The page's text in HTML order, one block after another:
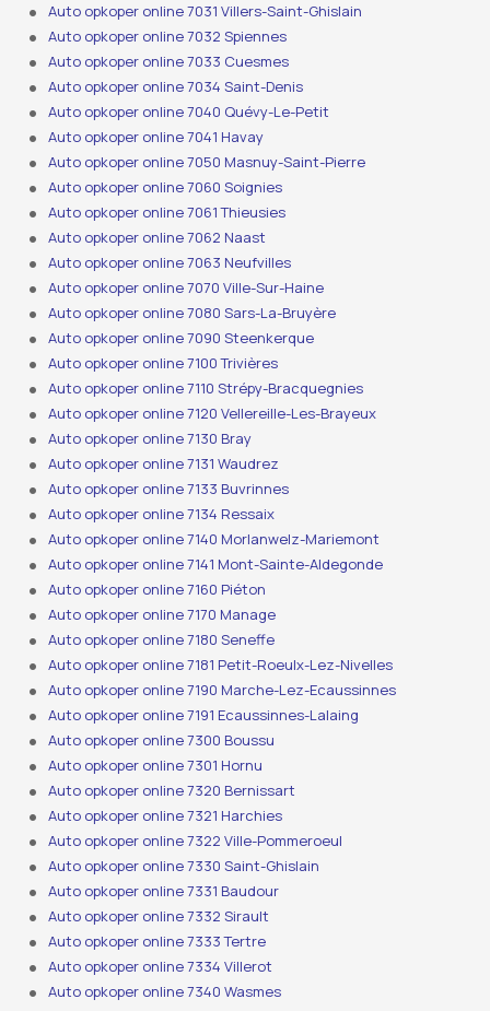
Auto opkoper online 7031 Villers-Saint-Ghislain
Auto opkoper online 7032 Spiennes
Auto opkoper online 7033 Cuesmes
Auto opkoper online 7034 Saint-Denis
Auto opkoper online 7040 Quévy-Le-Petit
Auto opkoper online 7041 Havay
Auto opkoper online 7050 Masnuy-Saint-Pierre
Auto opkoper online 7060 Soignies
Auto opkoper online 7061 Thieusies
Auto opkoper online 7062 Naast
Auto opkoper online 7063 Neufvilles
Auto opkoper online 7070 Ville-Sur-Haine
Auto opkoper online 7080 Sars-La-Bruyère
Auto opkoper online 7090 Steenkerque
Auto opkoper online 7100 Trivières
Auto opkoper online 7110 Strépy-Bracquegnies
Auto opkoper online 7120 Vellereille-Les-Brayeux
Auto opkoper online 7130 Bray
Auto opkoper online 7131 Waudrez
Auto opkoper online 7133 Buvrinnes
Auto opkoper online 7134 Ressaix
Auto opkoper online 7140 Morlanwelz-Mariemont
Auto opkoper online 7141 Mont-Sainte-Aldegonde
Auto opkoper online 7160 Piéton
Auto opkoper online 7170 Manage
Auto opkoper online 7180 Seneffe
Auto opkoper online 7181 Petit-Roeulx-Lez-Nivelles
Auto opkoper online 7190 Marche-Lez-Ecaussinnes
Auto opkoper online 7191 Ecaussinnes-Lalaing
Auto opkoper online 7300 Boussu
Auto opkoper online 7301 Hornu
Auto opkoper online 7320 Bernissart
Auto opkoper online 7321 Harchies
Auto opkoper online 7322 Ville-Pommeroeul
Auto opkoper online 7330 Saint-Ghislain
Auto opkoper online 7331 Baudour
Auto opkoper online 7332 Sirault
Auto opkoper online 7333 Tertre
Auto opkoper online 7334 Villerot
Auto opkoper online 7340 Wasmes